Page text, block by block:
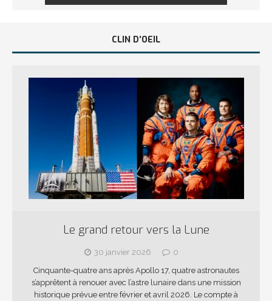
CLIN D’OEIL
Le grand retour vers la Lune
30 janvier 2026
0
Cinquante-quatre ans après Apollo 17, quatre astronautes
s’apprêtent à renouer avec l’astre lunaire dans une mission
historique prévue entre février et avril 2026. Le compte à